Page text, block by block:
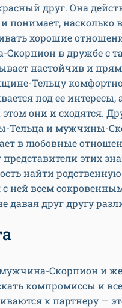
друг. Она
понимает, насколько
хорошие
в дружбе с
настойчив и
Тельцу
под ее интересы,
этом они и сходятся.
Тельца и мужчины-
в любовные
этих
найти
с ней всем
давая друг другу
мужчина-Скорпион и
компромиссы и
к партнеру —